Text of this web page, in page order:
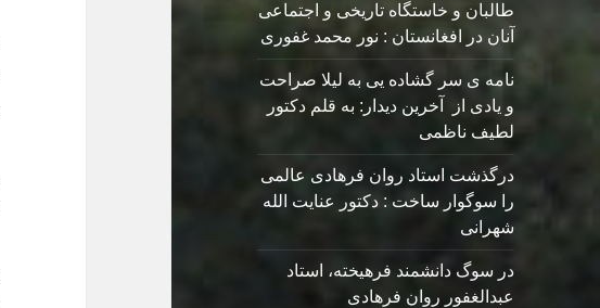
طالبان و خاستگاه تاریخی و اجتماعی
آنان در افغانستان : نور محمد غفوری
نامه ی سر گشاده يی به ليلا صراحت
و یادی از آخرین دیدار: به قلم دکتور
لطیف ناظمی
درگذشت استاد روان فرهادی عالمی
را سوگوار ساخت : دکتور عنایت الله
شهرانی
در سوگ دانشمند فرهیخته، استاد
عبدالغفور روان فرهادی